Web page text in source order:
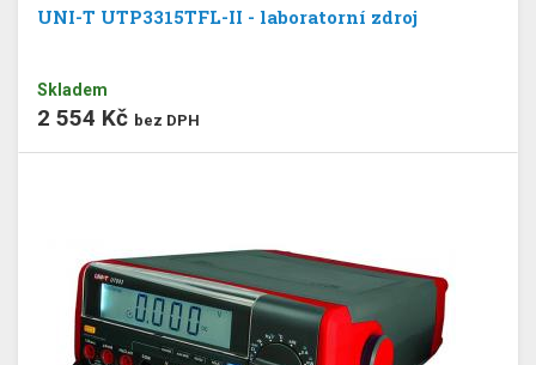
UNI-T UTP3315TFL-II - laboratorní zdroj
Skladem
2 554 Kč bez DPH